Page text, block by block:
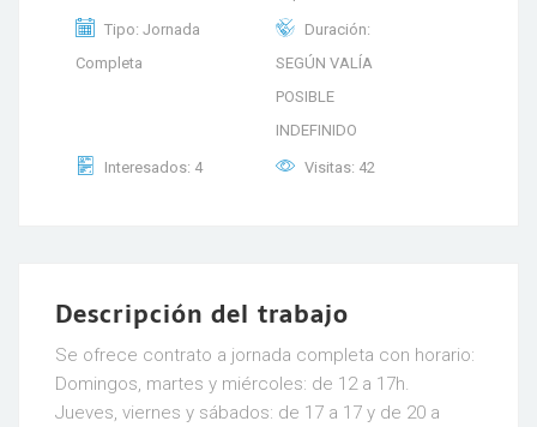
Tipo: Jornada
Completa
Duración:
SEGÚN VALÍA
POSIBLE
INDEFINIDO
Interesados: 4 Visitas: 42
Descripción del trabajo
Se ofrece contrato a jornada completa con horario:
Domingos, martes y miércoles: de 12 a 17h.
Jueves, viernes y sábados: de 17 a 17 y de 20 a